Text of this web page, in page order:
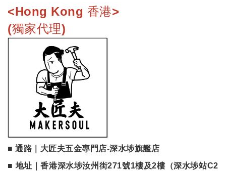
<Hong Kong 香港>
(獨家代理)
■ 通路｜大匠夫五金專門店-深水埗旗艦店
■ 地址｜香港深水埗汝州街271號1樓及2樓（深水埗站C2